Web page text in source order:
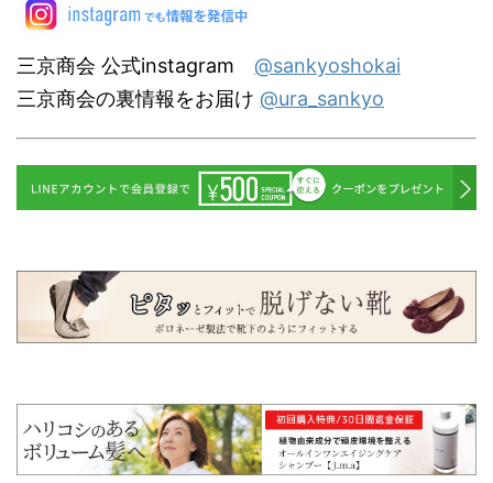
三京商会 公式instagram @sankyoshokai
三京商会の裏情報をお届け @ura_sankyo